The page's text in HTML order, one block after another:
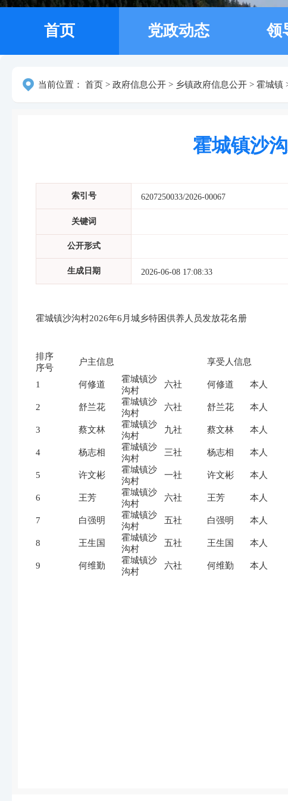
首页 党政动态 领
当前位置： 首页 > 政府信息公开 > 乡镇政府信息公开 > 霍城镇
霍城镇沙
索引号 6207250033/2026-00067
关键词
公开形式
生成日期 2026-06-08 17:08:33
霍城镇沙沟村2026年6月城乡特困供养人员发放花名册
排序
序号
户主信息 享受人信息
1 何修道
霍城镇沙
沟村
六社 何修道 本人
2
舒兰花
霍城镇沙
沟村
六社 舒兰花 本人
3 蔡文林
霍城镇沙
沟村
九社 蔡文林 本人
4 杨志相
霍城镇沙
沟村
三社 杨志相 本人
5 许文彬
霍城镇沙
沟村
一社 许文彬 本人
6 王芳
霍城镇沙
沟村
六社 王芳 本人
7 白强明
霍城镇沙
沟村
五社 白强明 本人
8 王生国
霍城镇沙
沟村
五社 王生国 本人
9
何维勤
霍城镇沙
沟村
六社 何维勤 本人